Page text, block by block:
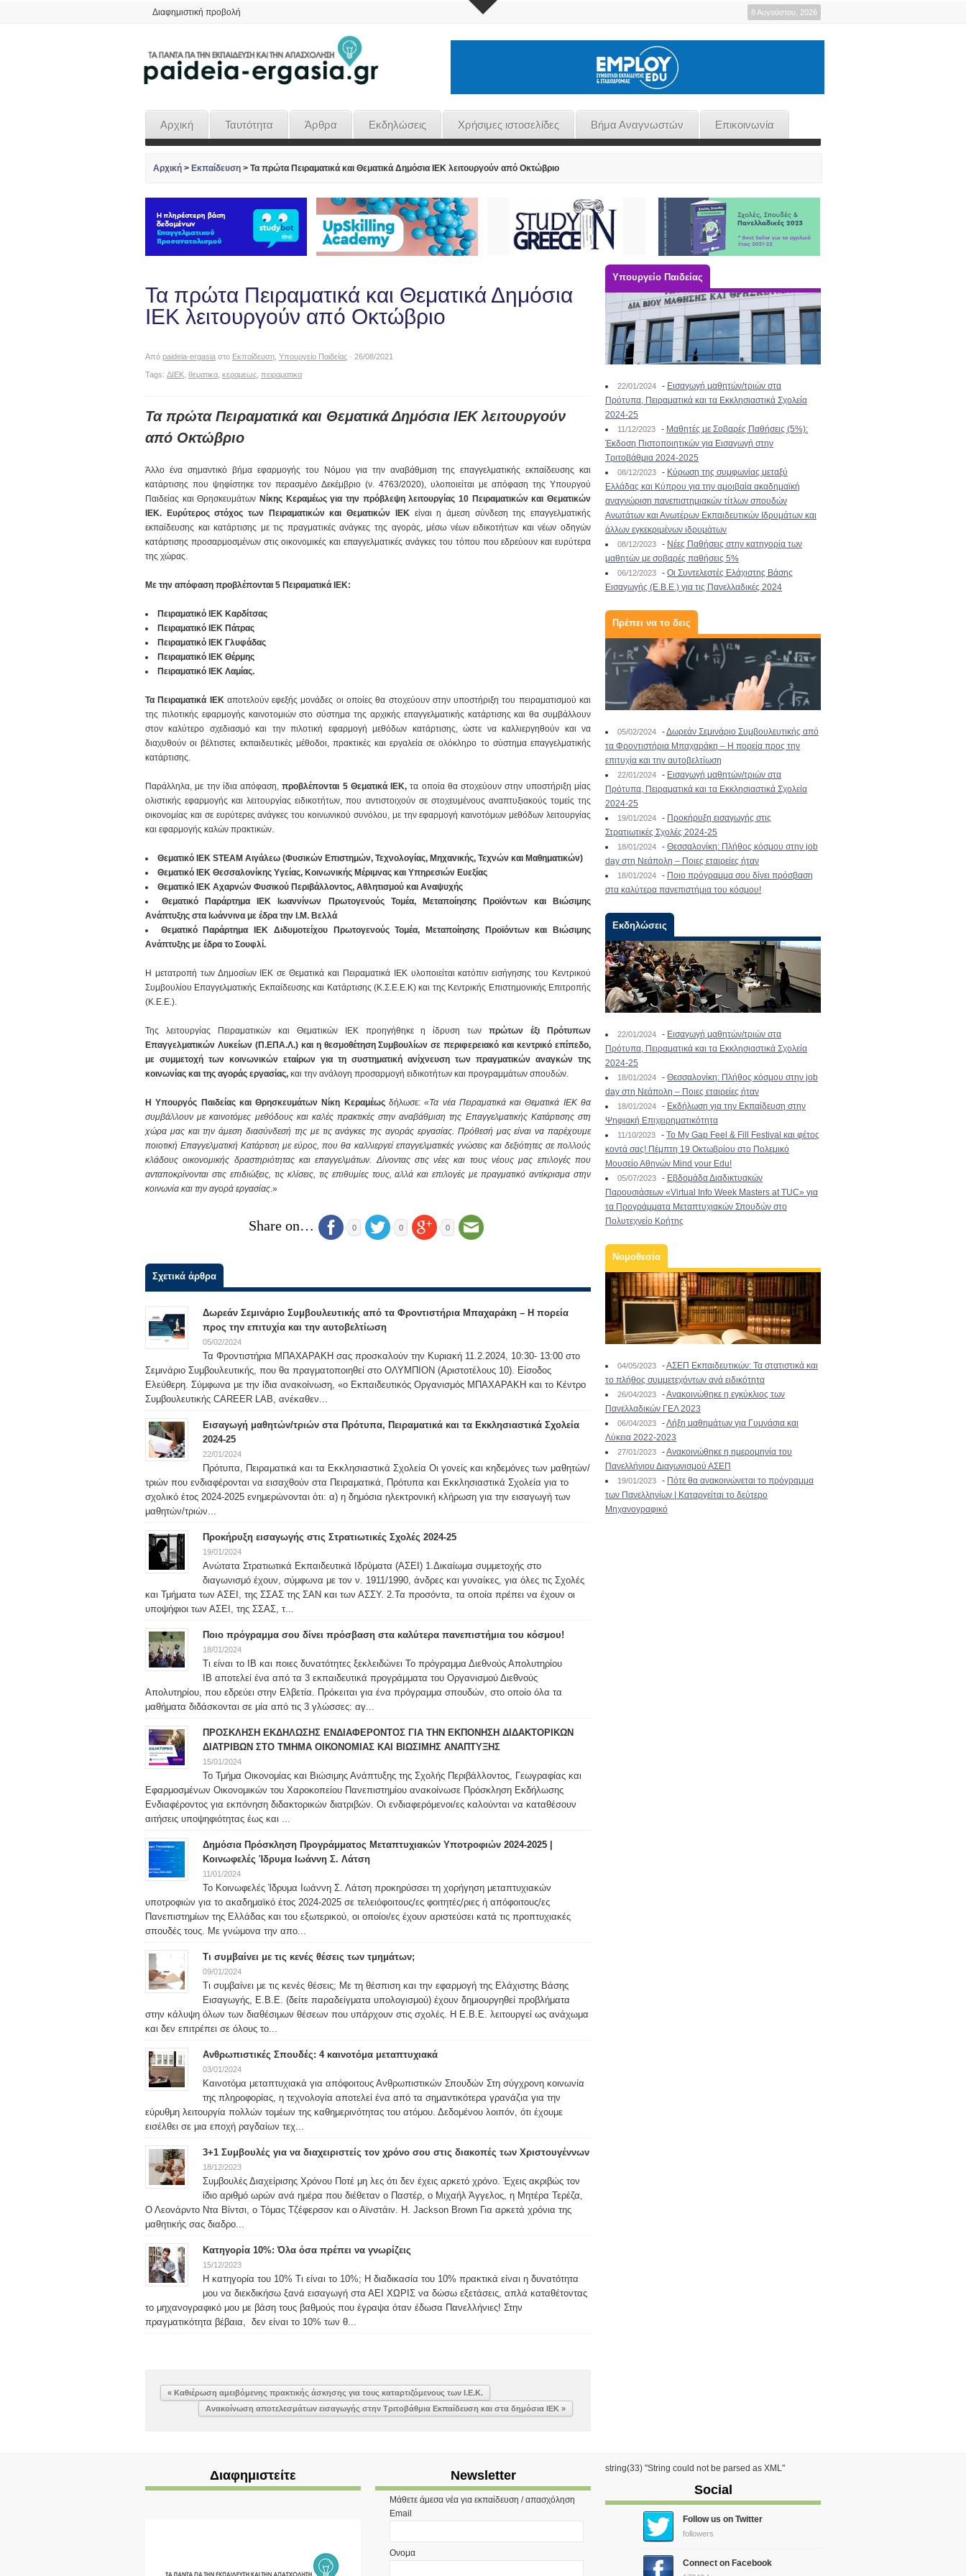
Διαφημιστική προβολή 8 Αυγούστου, 2026
Αρχική Ταυτότητα Άρθρα Εκδηλώσεις Χρήσιμες ιστοσελίδες Βήμα Αναγνωστών Επικοινωνία
Αρχική > Εκπαίδευση > Τα πρώτα Πειραματικά και Θεματικά Δημόσια ΙΕΚ λειτουργούν από Οκτώβριο
Τα πρώτα Πειραματικά και Θεματικά Δημόσια
ΙΕΚ λειτουργούν από Οκτώβριο
Από paideia-ergasia στο Εκπαίδευση Υπουργείο Παιδείας · 26/08/2021
Tags: ΔΙΕΚ θεματικα κεραμεως πειραματικα
Τα πρώτα Πειραματικά και Θεματικά Δημόσια ΙΕΚ λειτουργούν
από Οκτώβριο
Άλλο ένα σημαντικό βήμα εφαρμογής του Νόμου για την αναβάθμιση της επαγγελματικής εκπαίδευσης και
κατάρτισης που ψηφίστηκε τον περασμένο Δεκέμβριο (ν. 4763/2020), υλοποιείται με απόφαση της Υπουργού
Παιδείας και Θρησκευμάτων Νίκης Κεραμέως για την πρόβλεψη λειτουργίας 10 Πειραματικών και Θεματικών
ΙΕΚ. Ευρύτερος στόχος των Πειραματικών και Θεματικών ΙΕΚείναι η άμεση σύνδεση της επαγγελματικής
εκπαίδευσης και κατάρτισης με τις πραγματικές ανάγκες της αγοράς, μέσω νέων ειδικοτήτων και νέων οδηγών
κατάρτισης προσαρμοσμένων στις οικονομικές και επαγγελματικές ανάγκες του τόπου που εδρεύουν και ευρύτερα
της χώρας.
Με την απόφαση προβλέπονται 5 Πειραματικά ΙΕΚ:
Πειραματικό ΙΕΚ Καρδίτσας
Πειραματικό ΙΕΚ Πάτρας
Πειραματικό ΙΕΚ Γλυφάδας
Πειραματικό ΙΕΚ Θέρμης
Πειραματικό ΙΕΚ Λαμίας.
Τα Πειραματικά ΙΕΚαποτελούν εφεξής μονάδες οι οποίες θα στοχεύουν στην υποστήριξη του πειραματισμού και
της πιλοτικής εφαρμογής καινοτομιών στο σύστημα της αρχικής επαγγελματικής κατάρτισης και θα συμβάλλουν
στον καλύτερο σχεδιασμό και την πιλοτική εφαρμογή μεθόδων κατάρτισης, ώστε να καλλιεργηθούν και να
διαχυθούν οι βέλτιστες εκπαιδευτικές μέθοδοι, πρακτικές και εργαλεία σε ολόκληρο το σύστημα επαγγελματικής
κατάρτισης.
Παράλληλα, με την ίδια απόφαση,προβλέπονται 5 Θεματικά ΙΕΚ, τα οποία θα στοχεύουν στην υποστήριξη μίας
ολιστικής εφαρμογής και λειτουργίας ειδικοτήτων, που αντιστοιχούν σε στοχευμένους αναπτυξιακούς τομείς της
οικονομίας και σε ευρύτερες ανάγκες του κοινωνικού συνόλου, με την εφαρμογή καινοτόμων μεθόδων λειτουργίας
και εφαρμογής καλών πρακτικών.
Θεματικό ΙΕΚ STEAM Αιγάλεω (Φυσικών Επιστημών, Τεχνολογίας, Μηχανικής, Τεχνών και Μαθηματικών)
Θεματικό ΙΕΚ Θεσσαλονίκης Υγείας, Κοινωνικής Μέριμνας και Υπηρεσιών Ευεξίας
Θεματικό ΙΕΚ Αχαρνών Φυσικού Περιβάλλοντος, Αθλητισμού και Αναψυχής
Θεματικό Παράρτημα ΙΕΚ Ιωαννίνων Πρωτογενούς Τομέα, Μεταποίησης Προϊόντων και Βιώσιμης
Ανάπτυξης στα Ιωάννινα με έδρα την Ι.Μ. Βελλά
Θεματικό Παράρτημα ΙΕΚ Διδυμοτείχου Πρωτογενούς Τομέα, Μεταποίησης Προϊόντων και Βιώσιμης
Ανάπτυξης με έδρα το Σουφλί.
Η μετατροπή των Δημοσίων ΙΕΚ σε Θεματικά και Πειραματικά ΙΕΚ υλοποιείται κατόπιν εισήγησης του Κεντρικού
Συμβουλίου Επαγγελματικής Εκπαίδευσης και Κατάρτισης (Κ.Σ.Ε.Ε.Κ) και της Κεντρικής Επιστημονικής Επιτροπής
(Κ.Ε.Ε.).
Της λειτουργίας Πειραματικών και Θεματικών ΙΕΚ προηγήθηκε η ίδρυση τωνπρώτων έξι Πρότυπων
Επαγγελματικών Λυκείων (Π.ΕΠΑ.Λ.) και η θεσμοθέτηση Συμβουλίων σε περιφερειακό και κεντρικό επίπεδο,
με συμμετοχή των κοινωνικών εταίρων για τη συστηματική ανίχνευση των πραγματικών αναγκών της
κοινωνίας και της αγοράς εργασίας, και την ανάλογη προσαρμογή ειδικοτήτων και προγραμμάτων σπουδών.
Η Υπουργός Παιδείας και Θρησκευμάτων Νίκη Κεραμέωςδήλωσε:«Τα νέα Πειραματικά και Θεματικά ΙΕΚ θα
συμβάλλουν με καινοτόμες μεθόδους και καλές πρακτικές στην αναβάθμιση της Επαγγελματικής Κατάρτισης στη
χώρα μας και την άμεση διασύνδεσή της με τις ανάγκες της αγοράς εργασίας. Πρόθεσή μας είναι να παρέχουμε
ποιοτική Επαγγελματική Κατάρτιση με εύρος, που θα καλλιεργεί επαγγελματικές γνώσεις και δεξιότητες σε πολλούς
κλάδους οικονομικής δραστηριότητας και επαγγελμάτων. Δίνοντας στις νέες και τους νέους μας επιλογές που
ανταποκρίνονται στις επιδιώξεις, τις κλίσεις, τις επιθυμίες τους, αλλά και επιλογές με πραγματικό αντίκρισμα στην
κοινωνία και την αγορά εργασίας.»
Share on… 0 0 0
Σχετικά άρθρα
Δωρεάν Σεμινάριο Συμβουλευτικής από τα Φροντιστήρια Μπαχαράκη – Η πορεία
προς την επιτυχία και την αυτοβελτίωση
05/02/2024
Τα Φροντιστήρια ΜΠΑΧΑΡΑΚΗ σας προσκαλούν την Κυριακή 11.2.2024, 10:30- 13:00 στο
Σεμινάριο Συμβουλευτικής, που θα πραγματοποιηθεί στο ΟΛΥΜΠΙΟΝ (Αριστοτέλους 10). Είσοδος
Ελεύθερη. Σύμφωνα με την ίδια ανακοίνωση, «ο Εκπαιδευτικός Οργανισμός ΜΠΑΧΑΡΑΚΗ και το Κέντρο
Συμβουλευτικής CAREER LAB, ανέκαθεν...
Εισαγωγή μαθητών/τριών στα Πρότυπα, Πειραματικά και τα Εκκλησιαστικά Σχολεία
2024-25
22/01/2024
Πρότυπα, Πειραματικά και τα Εκκλησιαστικά Σχολεία Οι γονείς και κηδεμόνες των μαθητών/
τριών που ενδιαφέρονται να εισαχθούν στα Πειραματικά, Πρότυπα και Εκκλησιαστικά Σχολεία για το
σχολικό έτος 2024-2025 ενημερώνονται ότι: α) η δημόσια ηλεκτρονική κλήρωση για την εισαγωγή των
μαθητών/τριών...
Προκήρυξη εισαγωγής στις Στρατιωτικές Σχολές 2024-25
19/01/2024
Ανώτατα Στρατιωτικά Εκπαιδευτικά Ιδρύματα (ΑΣΕΙ) 1.Δικαίωμα συμμετοχής στο
διαγωνισμό έχουν, σύμφωνα με τον ν. 1911/1990, άνδρες και γυναίκες, για όλες τις Σχολές
και Τμήματα των ΑΣΕΙ, της ΣΣΑΣ της ΣΑΝ και των ΑΣΣΥ. 2.Τα προσόντα, τα οποία πρέπει να έχουν οι
υποψήφιοι των ΑΣΕΙ, της ΣΣΑΣ, τ...
Ποιο πρόγραμμα σου δίνει πρόσβαση στα καλύτερα πανεπιστήμια του κόσμου!
18/01/2024
Τι είναι το IB και ποιες δυνατότητες ξεκλειδώνει Το πρόγραμμα Διεθνούς Απολυτηρίου
IB αποτελεί ένα από τα 3 εκπαιδευτικά προγράμματα του Οργανισμού Διεθνούς
Απολυτηρίου, που εδρεύει στην Ελβετία. Πρόκειται για ένα πρόγραμμα σπουδών, στο οποίο όλα τα
μαθήματα διδάσκονται σε μία από τις 3 γλώσσες: αγ...
ΠΡΟΣΚΛΗΣΗ ΕΚΔΗΛΩΣΗΣ ΕΝΔΙΑΦΕΡΟΝΤΟΣ ΓΙΑ ΤΗΝ ΕΚΠΟΝΗΣΗ ΔΙΔΑΚΤΟΡΙΚΩΝ
ΔΙΑΤΡΙΒΩΝ ΣΤΟ ΤΜΗΜΑ ΟΙΚΟΝΟΜΙΑΣ ΚΑΙ ΒΙΩΣΙΜΗΣ ΑΝΑΠΤΥΞΗΣ
15/01/2024
Το Τμήμα Οικονομίας και Βιώσιμης Ανάπτυξης της Σχολής Περιβάλλοντος, Γεωγραφίας και
Εφαρμοσμένων Οικονομικών του Χαροκοπείου Πανεπιστημίου ανακοίνωσε Πρόσκληση Εκδήλωσης
Ενδιαφέροντος για εκπόνηση διδακτορικών διατριβών. Οι ενδιαφερόμενοι/ες καλούνται να καταθέσουν
αιτήσεις υποψηφιότητας έως και ...
Δημόσια Πρόσκληση Προγράμματος Μεταπτυχιακών Υποτροφιών 2024-2025 |
Κοινωφελές Ίδρυμα Ιωάννη Σ. Λάτση
11/01/2024
Το Κοινωφελές Ίδρυμα Ιωάννη Σ. Λάτση προκηρύσσει τη χορήγηση μεταπτυχιακών
υποτροφιών για το ακαδημαϊκό έτος 2024-2025 σε τελειόφοιτους/ες φοιτητές/ριες ή απόφοιτους/ες
Πανεπιστημίων της Ελλάδας και του εξωτερικού, οι οποίοι/ες έχουν αριστεύσει κατά τις προπτυχιακές
σπουδές τους. Με γνώμονα την απο...
Τι συμβαίνει με τις κενές θέσεις των τμημάτων;
09/01/2024
Τι συμβαίνει με τις κενές θέσεις; Με τη θέσπιση και την εφαρμογή της Ελάχιστης Βάσης
Εισαγωγής, Ε.Β.Ε. (δείτε παραδείγματα υπολογισμού) έχουν δημιουργηθεί προβλήματα
στην κάλυψη όλων των διαθέσιμων θέσεων που υπάρχουν στις σχολές. Η Ε.Β.Ε. λειτουργεί ως ανάχωμα
και δεν επιτρέπει σε όλους το...
Ανθρωπιστικές Σπουδές: 4 καινοτόμα μεταπτυχιακά
03/01/2024
Καινοτόμα μεταπτυχιακά για απόφοιτους Ανθρωπιστικών Σπουδών Στη σύγχρονη κοινωνία
της πληροφορίας, η τεχνολογία αποτελεί ένα από τα σημαντικότερα γρανάζια για την
εύρυθμη λειτουργία πολλών τομέων της καθημερινότητας του ατόμου. Δεδομένου λοιπόν, ότι έχουμε
εισέλθει σε μια εποχή ραγδαίων τεχ...
3+1 Συμβουλές για να διαχειριστείς τον χρόνο σου στις διακοπές των Χριστουγέννων
18/12/2023
Συμβουλές Διαχείρισης Χρόνου Ποτέ μη λες ότι δεν έχεις αρκετό χρόνο. Έχεις ακριβώς τον
ίδιο αριθμό ωρών ανά ημέρα που διέθεταν ο Παστέρ, ο Μιχαήλ Άγγελος, η Μητέρα Τερέζα,
Ο Λεονάρντο Ντα Βίντσι, ο Τόμας Τζέφερσον και ο Αϊνστάιν. H. Jackson Brown Για αρκετά χρόνια της
μαθητικής σας διαδρο...
Κατηγορία 10%: Όλα όσα πρέπει να γνωρίζεις
15/12/2023
Η κατηγορία του 10% Τι είναι το 10%; Η διαδικασία του 10% πρακτικά είναι η δυνατότητα
μου να διεκδικήσω ξανά εισαγωγή στα ΑΕΙ ΧΩΡΙΣ να δώσω εξετάσεις, απλά καταθέτοντας
το μηχανογραφικό μου με βάση τους βαθμούς που έγραψα όταν έδωσα Πανελλήνιες! Στην
πραγματικότητα βέβαια, δεν είναι το 10% των θ...
« Καθιέρωση αμειβόμενης πρακτικής άσκησης για τους καταρτιζόμενους των Ι.Ε.Κ.
Ανακοίνωση αποτελεσμάτων εισαγωγής στην Τριτοβάθμια Εκπαίδευση και στα δημόσια ΙΕΚ »
Υπουργείο Παιδείας
22/01/2024 - Εισαγωγή μαθητών/τριών στα
Πρότυπα, Πειραματικά και τα Εκκλησιαστικά Σχολεία
2024-25
11/12/2023 - Μαθητές με Σοβαρές Παθήσεις (5%):
Έκδοση Πιστοποιητικών για Εισαγωγή στην
Τριτοβάθμια 2024-2025
08/12/2023 - Κύρωση της συμφωνίας μεταξύ
Ελλάδας και Κύπρου για την αμοιβαία ακαδημαϊκή
αναγνώριση πανεπιστημιακών τίτλων σπουδών
Ανωτάτων και Ανωτέρων Εκπαιδευτικών Ιδρυμάτων και
άλλων εγκεκριμένων ιδρυμάτων
08/12/2023 - Νέες Παθήσεις στην κατηγορία των
μαθητών με σοβαρές παθήσεις 5%
06/12/2023 - Οι Συντελεστές Ελάχιστης Βάσης
Εισαγωγής (Ε.Β.Ε.) για τις Πανελλαδικές 2024
Πρέπει να το δεις
05/02/2024 -Δωρεάν Σεμινάριο Συμβουλευτικής από
τα Φροντιστήρια Μπαχαράκη – Η πορεία προς την
επιτυχία και την αυτοβελτίωση
22/01/2024 - Εισαγωγή μαθητών/τριών στα
Πρότυπα, Πειραματικά και τα Εκκλησιαστικά Σχολεία
2024-25
19/01/2024 - Προκήρυξη εισαγωγής στις
Στρατιωτικές Σχολές 2024-25
18/01/2024 - Θεσσαλονίκη: Πλήθος κόσμου στην job
day στη Νεάπολη – Ποιες εταιρείες ήταν
18/01/2024 - Ποιο πρόγραμμα σου δίνει πρόσβαση
στα καλύτερα πανεπιστήμια του κόσμου!
Εκδηλώσεις
22/01/2024 - Εισαγωγή μαθητών/τριών στα
Πρότυπα, Πειραματικά και τα Εκκλησιαστικά Σχολεία
2024-25
18/01/2024 - Θεσσαλονίκη: Πλήθος κόσμου στην job
day στη Νεάπολη – Ποιες εταιρείες ήταν
18/01/2024 - Εκδήλωση για την Εκπαίδευση στην
Ψηφιακή Επιχειρηματικότητα
11/10/2023 - To My Gap Feel & Fill Festival και φέτος
κοντά σας! Πέμπτη 19 Οκτωβρίου στο Πολεμικό
Μουσείο Αθηνών Mind your Edu!
05/07/2023 - Εβδομάδα Διαδικτυακών
Παρουσιάσεων «Virtual Info Week Masters at TUC» για
τα Προγράμματα Μεταπτυχιακών Σπουδών στο
Πολυτεχνείο Κρήτης
Νομοθεσία
04/05/2023 -ΑΣΕΠ Εκπαιδευτικών: Τα στατιστικά και
το πλήθος συμμετεχόντων ανά ειδικότητα
26/04/2023 -Ανακοινώθηκε η εγκύκλιος των
Πανελλαδικών ΓΕΛ 2023
06/04/2023 -Λήξη μαθημάτων για Γυμνάσια και
Λύκεια 2022-2023
27/01/2023 -Ανακοινώθηκε η ημερομηνία του
Πανελλήνιου Διαγωνισμού ΑΣΕΠ
19/01/2023 - Πότε θα ανακοινώνεται το πρόγραμμα
των Πανελληνίων | Καταργείται το δεύτερο
Μηχανογραφικό
Διαφημιστείτε Newsletter
Μάθετε άμεσα νέα για εκπαίδευση / απασχόληση
Email
Ονομα
string(33) "String could not be parsed as XML"
Social
Follow us on Twitter
followers
Connect on Facebook